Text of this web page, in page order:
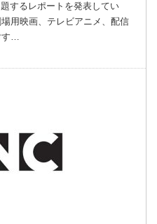
するレポートを発表してい
用映画、テレビアニメ、配信
す…